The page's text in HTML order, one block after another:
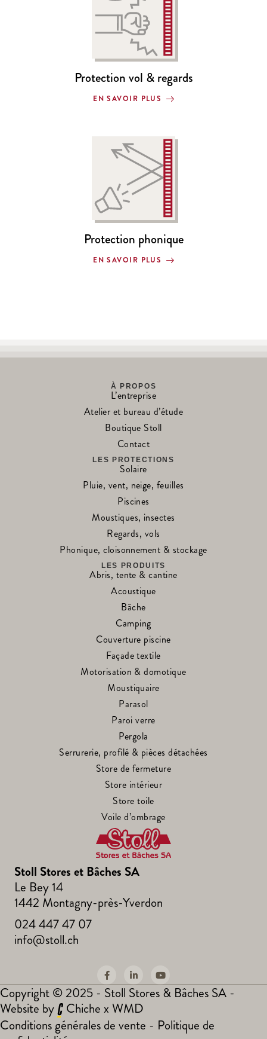
Protection vol & regards
EN SAVOIR PLUS
Protection phonique
EN SAVOIR PLUS
À PROPOS
L’entreprise
Atelier et bureau d’étude
Boutique Stoll
Contact
LES PROTECTIONS
Solaire
Pluie, vent, neige, feuilles
Piscines
Moustiques, insectes
Regards, vols
Phonique, cloisonnement & stockage
LES PRODUITS
Abris, tente & cantine
Acoustique
Bâche
Camping
Couverture piscine
Façade textile
Motorisation & domotique
Moustiquaire
Parasol
Paroi verre
Pergola
Serrurerie, profilé & pièces détachées
Store de fermeture
Store intérieur
Store toile
Voile d’ombrage
Stoll Stores et Bâches SA
Le Bey 14
1442 Montagny-près-Yverdon
024 447 47 07
info@stoll.ch
Copyright © 2025 - Stoll Stores & Bâches SA -
Website by
Chiche x WMD
Conditions générales de vente - Politique de